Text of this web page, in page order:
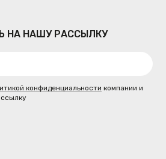
НА НАШУ РАССЫЛКУ
конфиденциальности компании и